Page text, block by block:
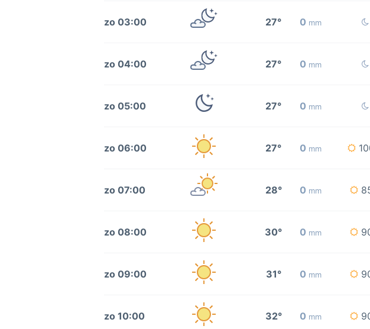
zo 03:00 27° 0 mm
zo 04:00 27° 0 mm
zo 05:00 27° 0 mm
zo 06:00 27° 0 mm
zo 07:00 28° 0 mm
zo 08:00 30° 0 mm
zo 09:00 31° 0 mm
zo 10:00 32° 0 mm